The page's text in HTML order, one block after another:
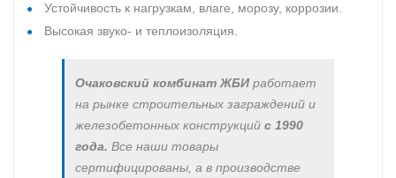
Устойчивость к нагрузкам, влаге, морозу, коррозии.
Высокая звуко- и теплоизоляция.
Очаковский комбинат ЖБИработает
на рынке строительных заграждений и
железобетонных конструкций с 1990
года. Все наши товары
сертифицированы, а в производстве